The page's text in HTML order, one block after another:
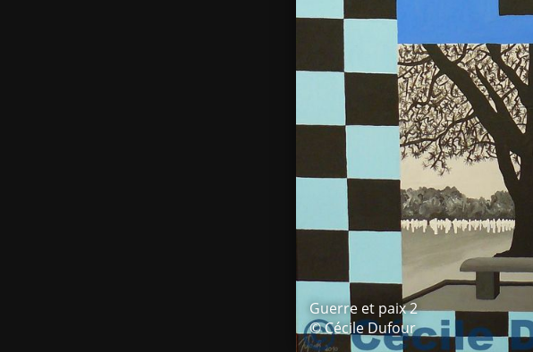
Guerre et paix 2
© Cécile Dufour